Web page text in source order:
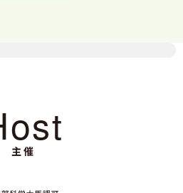
題解決に従事。
主催